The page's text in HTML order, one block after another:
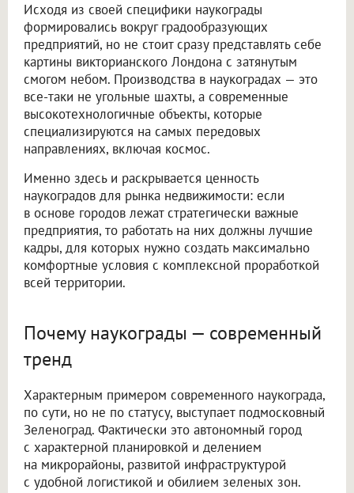
Исходя из своей специфики наукограды
формировались вокруг градообразующих
предприятий, но не стоит сразу представлять себе
картины викторианского Лондона с затянутым
смогом небом. Производства в наукоградах — это
все-таки не угольные шахты, а современные
высокотехнологичные объекты, которые
специализируются на самых передовых
направлениях, включая космос.
Именно здесь и раскрывается ценность
наукоградов для рынка недвижимости: если
в основе городов лежат стратегически важные
предприятия, то работать на них должны лучшие
кадры, для которых нужно создать максимально
комфортные условия с комплексной проработкой
всей территории.
Почему наукограды — современный
тренд
Характерным примером современного наукограда,
по сути, но не по статусу, выступает подмосковный
Зеленоград. Фактически это автономный город
с характерной планировкой и делением
на микрорайоны, развитой инфраструктурой
с удобной логистикой и обилием зеленых зон.